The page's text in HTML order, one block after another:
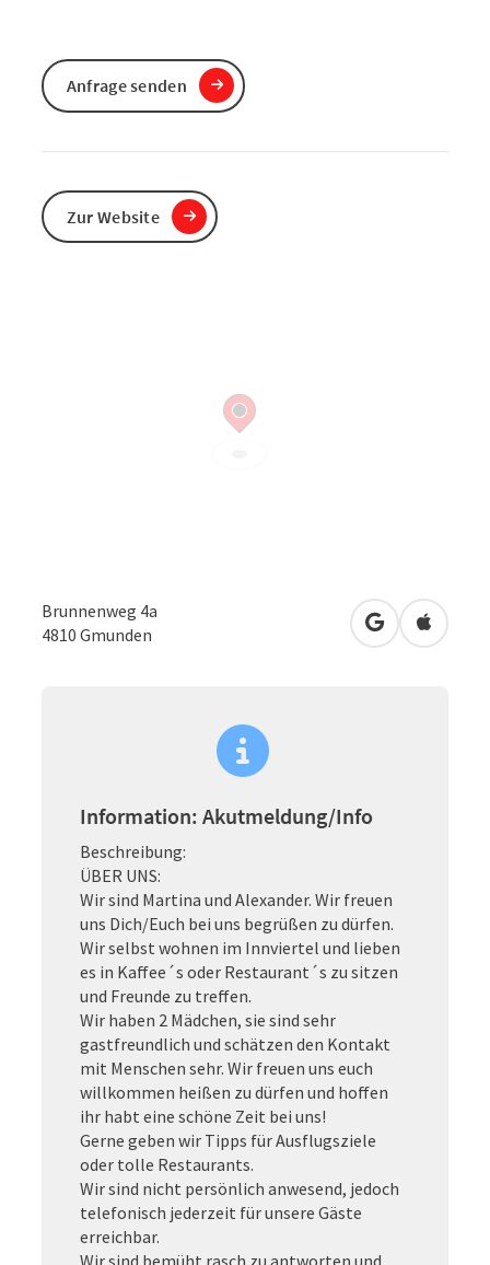
Brunnenweg 4a
4810 Gmunden in Google
in
Information: Akutmeldung/Info
Beschreibung:
ÜBER UNS:
Wir sind Martina und Alexander. Wir freuen
uns Dich/Euch bei uns begrüßen zu dürfen.
Wir selbst wohnen im Innviertel und lieben
es in Kaffee´s oder Restaurant´s zu sitzen
und Freunde zu treffen.
Wir haben 2 Mädchen, sie sind sehr
gastfreundlich und schätzen den Kontakt
mit Menschen sehr. Wir freuen uns euch
willkommen heißen zu dürfen und hoffen
ihr habt eine schöne Zeit bei uns!
Gerne geben wir Tipps für Ausflugsziele
oder tolle Restaurants.
Wir sind nicht persönlich anwesend, jedoch
telefonisch jederzeit für unsere Gäste
erreichbar.
Wir sind bemüht rasch zu antworten und
Anfrage senden
Zur Website